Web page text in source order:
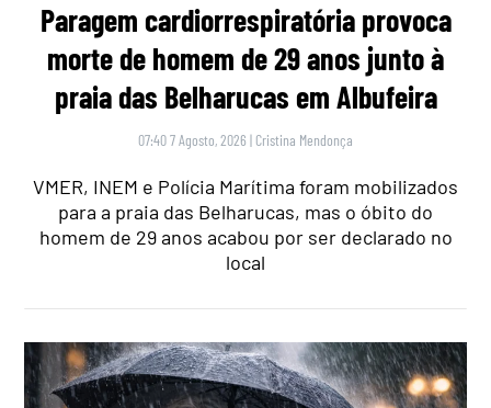
Paragem cardiorrespiratória provoca
morte de homem de 29 anos junto à
praia das Belharucas em Albufeira
07:40 7 Agosto, 2026 | Cristina Mendonça
VMER, INEM e Polícia Marítima foram mobilizados
para a praia das Belharucas, mas o óbito do
homem de 29 anos acabou por ser declarado no
local